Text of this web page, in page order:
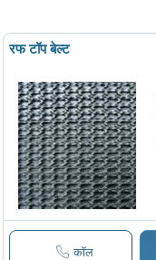
रफ टॉप बेल्ट
कॉल